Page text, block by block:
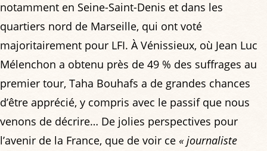
notamment en Seine-Saint-Denis et dans les
quartiers nord de Marseille, qui ont voté
majoritairement pour LFI. À Vénissieux, où Jean Luc
Mélenchon a obtenu près de 49 % des suffrages au
premier tour, Taha Bouhafs a de grandes chances
d’être apprécié, y compris avec le passif que nous
venons de décrire… De jolies perspectives pour
l’avenir de la France, que de voir ce « journaliste